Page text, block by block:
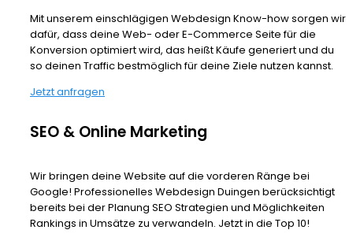
Mit unserem einschlägigen Webdesign Know-how sorgen wir
dafür, dass deine Web- oder E-Commerce Seite für die
Konversion optimiert wird, das heißt Käufe generiert und du
so deinen Traffic bestmöglich für deine Ziele nutzen kannst.
Jetzt anfragen
SEO & Online Marketing
Wir bringen deine Website auf die vorderen Ränge bei
Google! Professionelles Webdesign Duingen berücksichtigt
bereits bei der Planung SEO Strategien und Möglichkeiten
Rankings in Umsätze zu verwandeln. Jetzt in die Top 10!